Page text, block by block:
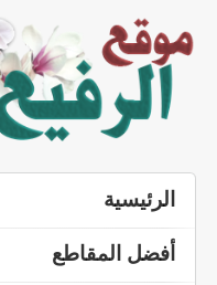
الرئيسية
أفضل المقاطع